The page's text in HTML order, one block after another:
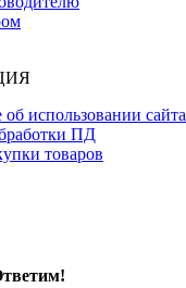
использовании сайта
ПД
товаров